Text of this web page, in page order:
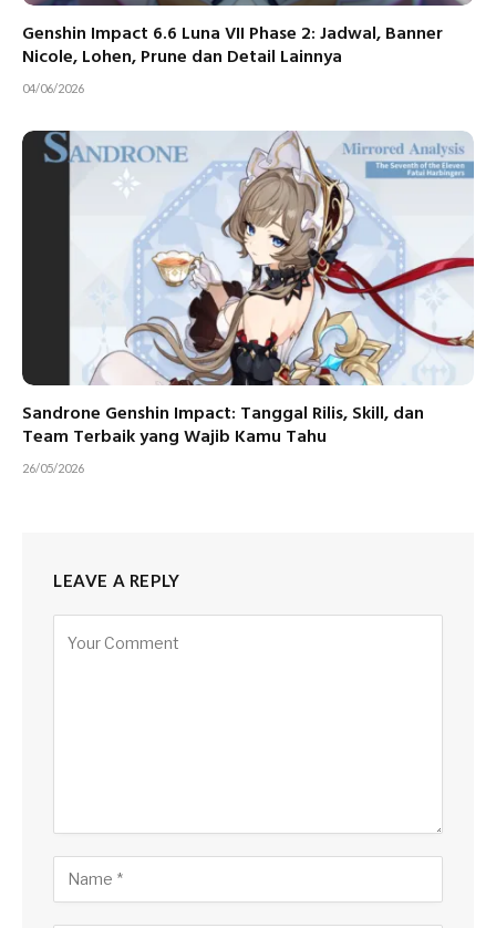
Genshin Impact 6.6 Luna VII Phase 2: Jadwal, Banner
Nicole, Lohen, Prune dan Detail Lainnya
04/06/2026
Sandrone Genshin Impact: Tanggal Rilis, Skill, dan
Team Terbaik yang Wajib Kamu Tahu
26/05/2026
LEAVE A REPLY